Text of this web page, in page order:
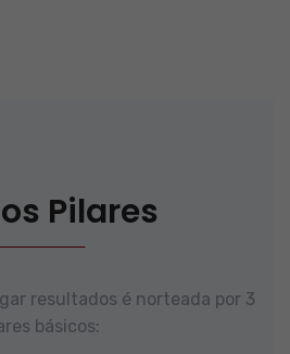
Pilares
resultados é norteada por 3
básicos: